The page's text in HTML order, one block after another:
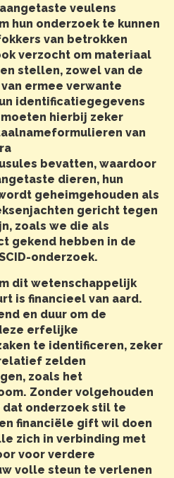
veulens
hun onderzoek te kunnen
van betrokken
verzocht om materiaal
stellen, zowel van de
ermee verwante
identificatiegegevens
hierbij zeker
van
bevatten, waardoor
dieren, hun
geheimgehouden als
gericht tegen
zoals we die als
gekend hebben in de
onderzoek.
dit wetenschappelijk
is financieel van aard.
en duur om de
erfelijke
te identificeren, zeker
zelden
zoals het
Zonder volgehouden
onderzoek stil te
financiële gift wil doen
zich in verbinding met
voor verdere
volle steun te verlenen